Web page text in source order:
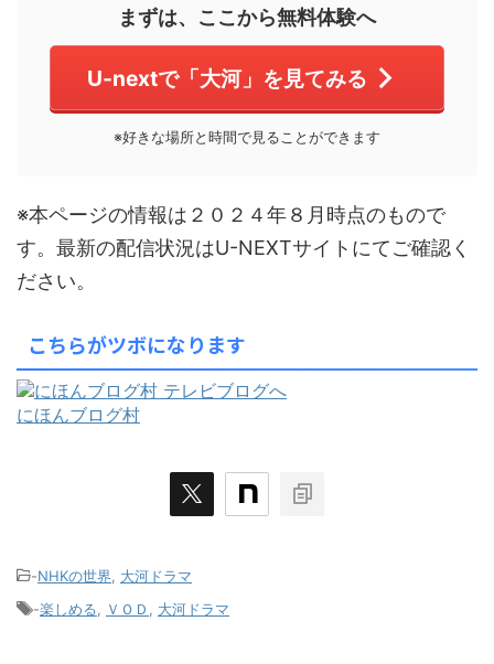
まずは、ここから無料体験へ
U-nextで「大河」を見てみる
※好きな場所と時間で見ることができます
※本ページの情報は２０２４年８月時点のもので
す。最新の配信状況はU-NEXTサイトにてご確認く
ださい。
こちらがツボになります
にほんブログ村
-NHKの世界
大河ドラマ
-楽しめる ＶＯＤ 大河ドラマ